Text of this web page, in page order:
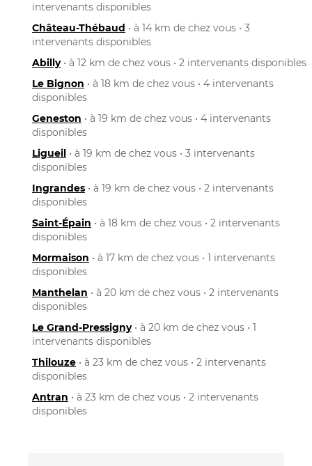
intervenants disponibles
Château-Thébaud • à 14 km de chez vous • 3
intervenants disponibles
Abilly• à 12 km de chez vous • 2 intervenants disponibles
Le Bignon • à 18 km de chez vous • 4 intervenants
disponibles
Geneston • à 19 km de chez vous • 4 intervenants
disponibles
Ligueil • à 19 km de chez vous • 3 intervenants
disponibles
Ingrandes • à 19 km de chez vous • 2 intervenants
disponibles
Saint-Épain • à 18 km de chez vous • 2 intervenants
disponibles
Mormaison • à 17 km de chez vous • 1 intervenants
disponibles
Manthelan • à 20 km de chez vous • 2 intervenants
disponibles
Le Grand-Pressigny• à 20 km de chez vous • 1
intervenants disponibles
Thilouze • à 23 km de chez vous • 2 intervenants
disponibles
Antran • à 23 km de chez vous • 2 intervenants
disponibles